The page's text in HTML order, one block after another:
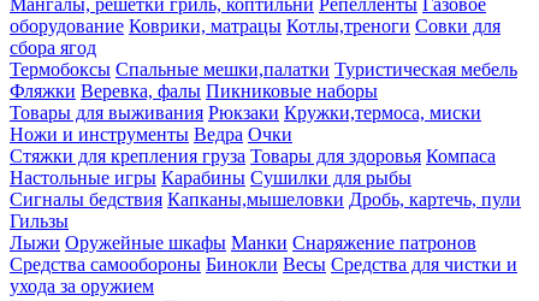
Мангалы, решетки гриль, коптильни Репелленты Газовое
оборудование Коврики, матрацы Котлы,треноги Совки для
сбора ягод
Термобоксы Спальные мешки,палатки Туристическая мебель
Фляжки Веревка, фалы Пикниковые наборы
Товары для выживания Рюкзаки Кружки,термоса, миски
Ножи и инструменты Ведра Очки
Стяжки для крепления груза Товары для здоровья Компаса
Настольные игры Карабины Сушилки для рыбы
Сигналы бедствия Капканы,мышеловки Дробь, картечь, пули
Гильзы
Лыжи Оружейные шкафы Манки Снаряжение патронов
Средства самообороны Бинокли Весы Средства для чистки и
ухода за оружием